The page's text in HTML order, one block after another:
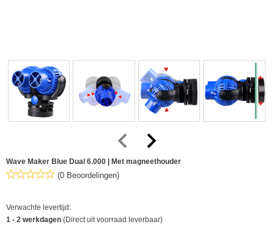
Wave Maker Blue Dual 6.000 | Met magneethouder
(0 Beoordelingen)
Verwachte levertijd:
1 - 2 werkdagen (Direct uit voorraad leverbaar)